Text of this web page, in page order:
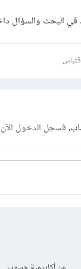
في البحث والسؤال
اقتباس
فسجل الدخول الآن